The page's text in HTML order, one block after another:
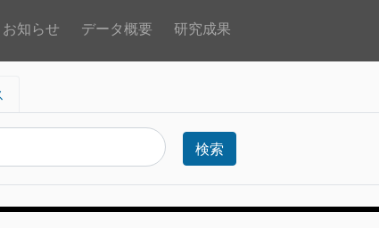
お知らせ データ概要 研究成果
検索